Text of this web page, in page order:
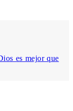
es mejor que